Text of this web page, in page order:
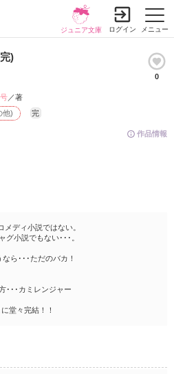
メニュー
ジュニア文庫 ログイン
)
0
作品情報
他) 完
／著
メディ小説ではない。
グ小説でもない･･･。
なら･･･ただのバカ！
･･･カミレンジャー
に堂々完結！！